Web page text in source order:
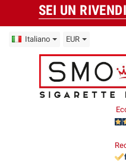
SEI UN
Italiano EUR